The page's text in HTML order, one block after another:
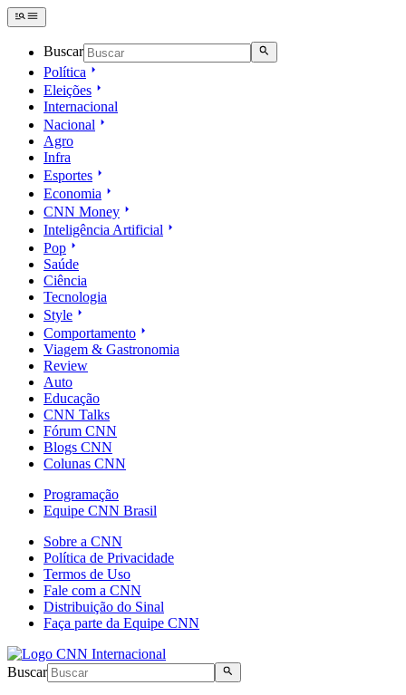
Buscar
Política
Eleições
Internacional
Nacional
Agro
Infra
Esportes
Economia
CNN Money
Inteligência Artificial
Pop
Saúde
Ciência
Tecnologia
Style
Comportamento
Viagem & Gastronomia
Review
Auto
Educação
CNN Talks
Fórum CNN
Blogs CNN
Colunas CNN
Programação
Equipe CNN Brasil
Sobre a CNN
Política de Privacidade
Termos de Uso
Fale com a CNN
Distribuição do Sinal
Faça parte da Equipe CNN
Buscar